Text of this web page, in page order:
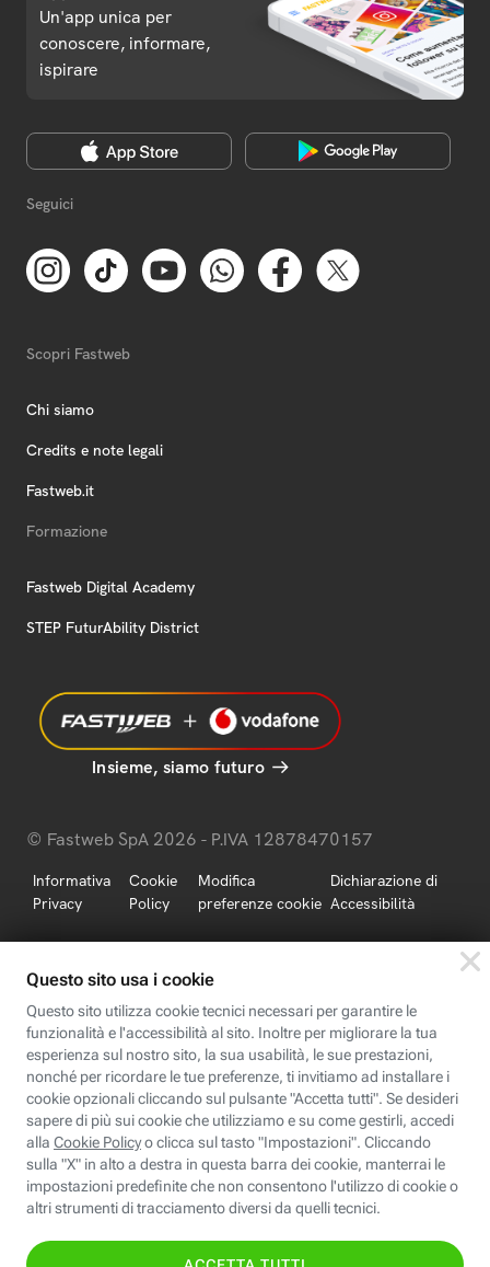
Un'app unica per
conoscere, informare,
ispirare
Seguici
Scopri Fastweb
Chi siamo
Credits e note legali
Fastweb.it
Formazione
Fastweb Digital Academy
STEP FuturAbility District
Insieme, siamo futuro
© Fastweb SpA 2026 - P.IVA 12878470157
Informativa
Privacy
Cookie
Policy
Modifica
preferenze cookie
Dichiarazione di
Accessibilità